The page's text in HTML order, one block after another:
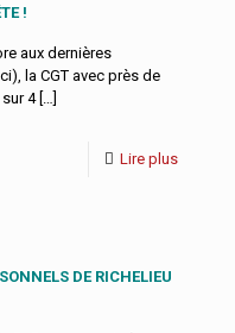
!
aux dernières
la CGT avec près de
4[…]
Lire plus
DE RICHELIEU